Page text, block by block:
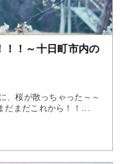
！！～十日町市内の
、桜が散っちゃった～～
だまだこれから！！...